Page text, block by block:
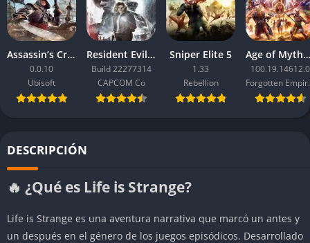
Assassin’s Creed Black Flag Resynced
0.0.10
Ubisoft
Resident Evil Requiem
Build 22277314
CAPCOM Co
Sniper Elite 5
1.33
Rebellion
Age of Mythology: Retold
100.19.14612.0
DESCRIPCIÓN
🔥 ¿Qué es Life is Strange?
Life is Strange es una aventura narrativa que marcó un antes y
un después en el género de los juegos episódicos. Desarrollado